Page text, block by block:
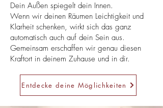
Dein Außen spiegelt dein Innen.
Wenn wir deinen Räumen Leichtigkeit und
Klarheit schenken, wirkt sich das ganz
automatisch auch auf dein Sein aus.
Gemeinsam erschaffen wir genau diesen
Kraftort in deinem Zuhause und in dir.
Entdecke deine Möglichkeiten